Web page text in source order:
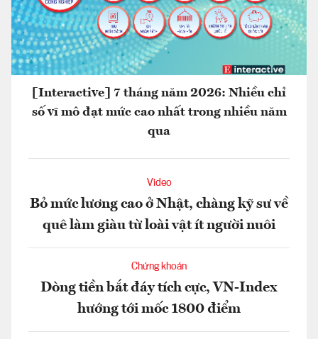
[Interactive] 7 tháng năm 2026: Nhiều chỉ
số vĩ mô đạt mức cao nhất trong nhiều năm
qua
Video
Bỏ mức lương cao ở Nhật, chàng kỹ sư về
quê làm giàu từ loài vật ít người nuôi
Chứng khoán
Dòng tiền bắt đáy tích cực, VN-Index
hướng tới mốc 1800 điểm